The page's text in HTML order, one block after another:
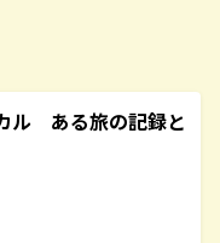
ル ある旅の記録と